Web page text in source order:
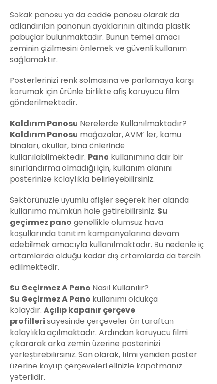
Sokak panosu ya da cadde panosu olarak da
adlandırılan panonun ayaklarının altında plastik
pabuçlar bulunmaktadır. Bunun temel amacı
zeminin çizilmesini önlemek ve güvenli kullanım
sağlamaktır.
Posterlerinizi renk solmasına ve parlamaya karşı
korumak için ürünle birlikte afiş koruyucu film
gönderilmektedir.
Kaldırım Panosu Nerelerde Kullanılmaktadır?
Kaldırım Panosu mağazalar, AVM’ ler, kamu
binaları, okullar, bina önlerinde
kullanılabilmektedir. Pano kullanımına dair bir
sınırlandırma olmadığı için, kullanım alanını
posterinize kolaylıkla belirleyebilirsiniz.
Sektörünüzle uyumlu afişler seçerek her alanda
kullanıma mümkün hale getirebilirsiniz. Su
geçirmez pano genellikle olumsuz hava
koşullarında tanıtım kampanyalarına devam
edebilmek amacıyla kullanılmaktadır. Bu nedenle iç
ortamlarda olduğu kadar dış ortamlarda da tercih
edilmektedir.
Su Geçirmez A Pano Nasıl Kullanılır?
Su Geçirmez A Pano kullanımı oldukça
kolaydır. Açılıp kapanır çerçeve
profilleri sayesinde çerçeveler ön taraftan
kolaylıkla açılmaktadır. Ardından koruyucu filmi
çıkararak arka zemin üzerine posterinizi
yerleştirebilirsiniz. Son olarak, filmi yeniden poster
üzerine koyup çerçeveleri elinizle kapatmanız
yeterlidir.